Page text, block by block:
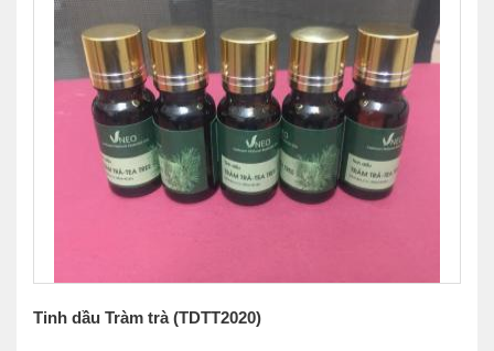
Tinh dầu Tràm trà (TDTT2020)